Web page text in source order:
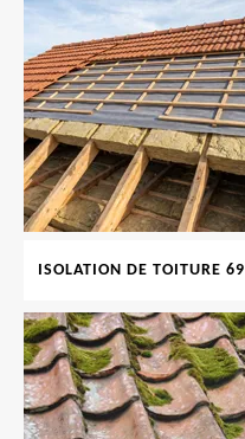
ISOLATION DE TOITURE 69